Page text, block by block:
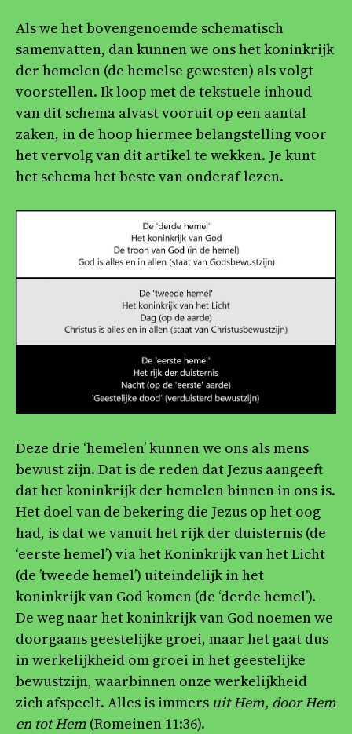
Als we het bovengenoemde schematisch
samenvatten, dan kunnen we ons het koninkrijk
der hemelen (de hemelse gewesten) als volgt
voorstellen. Ik loop met de tekstuele inhoud
van dit schema alvast vooruit op een aantal
zaken, in de hoop hiermee belangstelling voor
het vervolg van dit artikel te wekken. Je kunt
het schema het beste van onderaf lezen.
Deze drie ‘hemelen’ kunnen we ons als mens
bewust zijn. Dat is de reden dat Jezus aangeeft
dat het koninkrijk der hemelen binnen in ons is.
Het doel van de bekering die Jezus op het oog
had, is dat we vanuit het rijk der duisternis (de
‘eerste hemel’) via het Koninkrijk van het Licht
(de ’tweede hemel’) uiteindelijk in het
koninkrijk van God komen (de ‘derde hemel’).
De weg naar het koninkrijk van God noemen we
doorgaans geestelijke groei, maar het gaat dus
in werkelijkheid om groei in het geestelijke
bewustzijn, waarbinnen onze werkelijkheid
zich afspeelt. Alles is immers uit Hem, door Hem
en tot Hem (Romeinen 11:36).